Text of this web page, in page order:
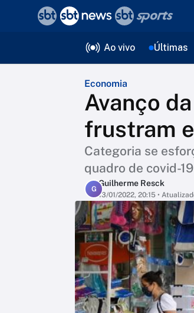
Ao vivo Últimas
Economia
Avanço
frustram
Categoria se
quadro de covid-
G
Guilherme Resck
13/01/2022, 20:15 •
voltar
Editorias